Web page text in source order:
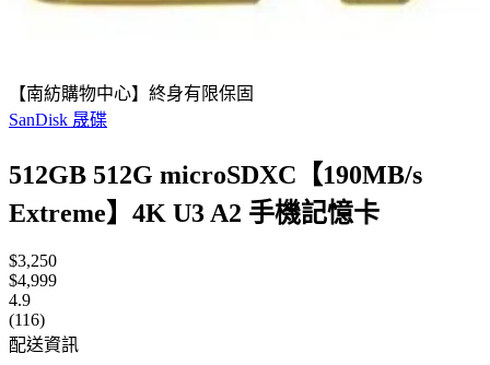
【南紡購物中心】終身有限保固
SanDisk 晟碟
512GB 512G microSDXC【190MB/s
Extreme】4K U3 A2 手機記憶卡
$3,250
$4,999
4.9
(116)
配送資訊